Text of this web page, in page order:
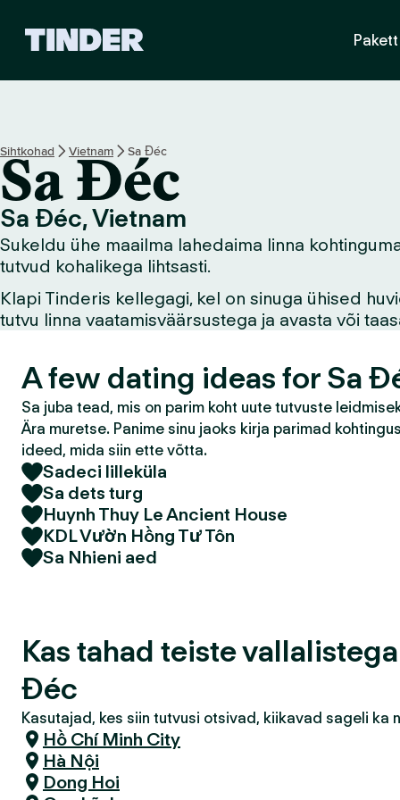
i
v
l
e
h
Pakett
Sihtkohad Vietnam Sa Đéc
Sa Đéc
Sa Đéc, Vietnam
Sukeldu ühe maailma lahedaima linna
tutvud kohalikega lihtsasti.
Klapi Tinderis kellegagi, kel on sinuga ühised
tutvu linna vaatamisväärsustega ja avasta või
A few dating ideas for Sa
Sa juba tead, mis on parim koht uute tutvuste
Ära muretse. Panime sinu jaoks kirja parimad
ideed, mida siin ette võtta.
Sadeci lilleküla
Sa dets turg
Huynh Thuy Le Ancient House
KDL Vườn Hồng Tư Tôn
Sa Nhieni aed
Kas tahad teiste
Đéc
Kasutajad, kes siin tutvusi otsivad, kiikavad sageli ka
Hồ Chí Minh City
Hà Nội
Dong Hoi